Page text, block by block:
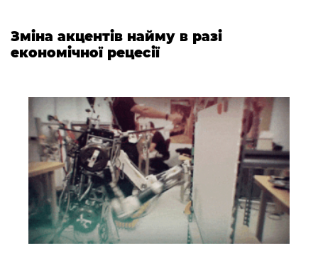
Зміна акцентів найму в разі
економічної рецесії